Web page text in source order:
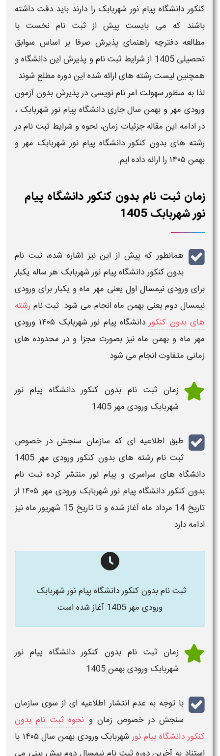
کنکور دانشگاه پیام نور شهربابک ​ را دارند باید دقت داشته
باشند که می بایست پیش ازثبت نام نخست با
مطالعه دفترچه راهنمای پذیرش صرفا بر اساس سوابق
تحصیلی 1405
ازشرایط ثبت نامو پذیرش این دانشگاه و
همچنین لیست رشته هایارائه شده این دوره مطلع شوند.
لذا به منظور سهولت امر نام نویسی در پذیرش بدون آزمون
ورودی مهر و بهمنسال جاری دانشگاه پیام نور شهربابک ​ ،
در ادامه این مقاله جزئیات زمان، نحوه و شرایط ثبت نام در
رشته های بدون کنکور دانشگاه پیام نور شهربابک ​مهر و
بهمن ۱۴۰۵
را ارائه داده ایم.
زمان ثبت نام بدون کنکور دانشگاه پیام
نور شهربابک ​1405
همانطور که پیش از این نیز اشاره شده، ثبت نام
بدون کنکور دانشگاه پیام نور شهربابک ​ هر ساله یکبار
برایورودی نیمسال اول یعنی مهر ماهو یکبار برای ورودی
نیمسال دومیعنی بهمن ماه انجام می شود. ثبت نام رشته
های بدون کنکور
دانشگاه پیام نور شهربابک ​۱۴۰۵ ورودی
مهر ماه و بهمن ماهنیز بصورت مجزا و در محدوده های
زمانی متفاوت انجام می شود.
زمان ثبت نام بدون کنکور دانشگاه پیام نور
شهربابک ​ورودی مهر 1405
طبق اطلاعیه ای که سازمان سنجش در خصوص
ثبت نام رشته های بدون کنکور ورودی مهر 1405
دانشگاه های سراسری و پیام نورمنتشر کرده ثبت نام
بدون کنکور دانشگاه پیام نور شهربابک ​ورودی مهر ۱۴۰۵
از
تاریخ 14 مرداد ماه آغاز شده و تا تاریخ
15 شهریور ماه نیز
ادامه دارد.
ثبت نام بدون کنکور دانشگاه پیام نور شهربابک ​
ورودی مهر 1405
آغاز شده است
زمان ثبت نام بدون کنکور دانشگاه پیام نور
شهربابک ​ورودی بهمن 1405
با توجه به عدم انتشار اطلاعیه ای از سوی سازمان
سنجش در خصوص زمان و نحوه ثبت نام بدون
کنکور دانشگاه پیام نورشهربابک ​ورودی بهمن سال ۱۴۰۵
با